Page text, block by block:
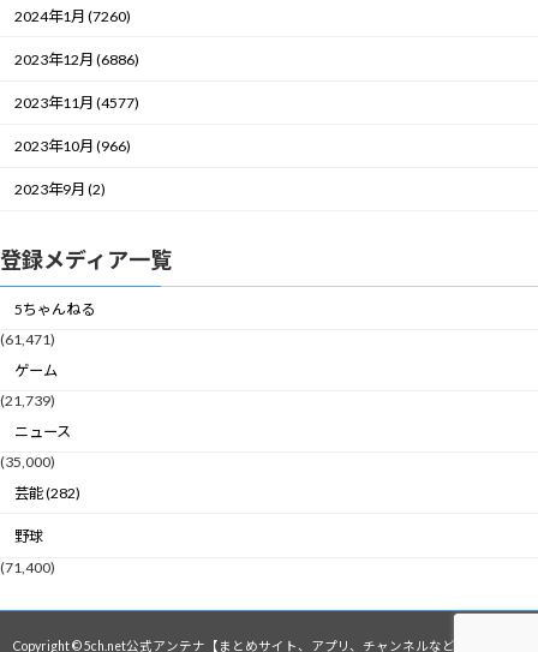
2024年1月 (7260)
2023年12月 (6886)
2023年11月 (4577)
2023年10月 (966)
2023年9月 (2)
登録メディア一覧
5ちゃんねる
(61,471)
ゲーム
(21,739)
ニュース
(35,000)
芸能 (282)
野球
(71,400)
Copyright © 5ch.net公式アンテナ【まとめサイト、アプリ、チャンネルなど】 All Rights